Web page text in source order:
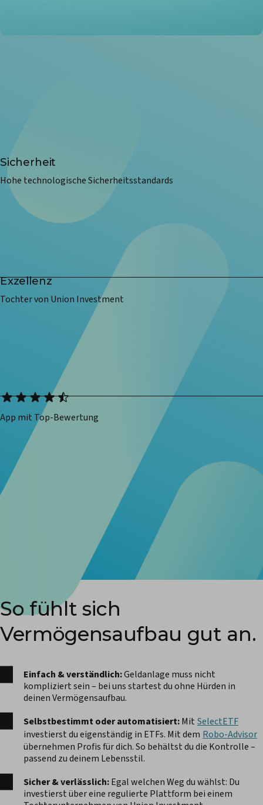
Sicherheit
Hohe technologische Sicherheitsstandards
Exzellenz
Tochter von Union Investment
App mit Top-Bewertung
So fühlt sich
Vermögensaufbau gut an.
Einfach & verständlich:Geldanlage muss nicht
kompliziert sein – bei uns startest du ohne Hürden in
deinen Vermögensaufbau.
Selbstbestimmt oder automatisiert:Mit SelectETF
investierst du eigenständig in ETFs. Mit dem Robo-Advisor
übernehmen Profis für dich. So behältst du die Kontrolle –
passend zu deinem Lebensstil.
Sicher & verlässlich:Egal welchen Weg du wählst: Du
investierst über eine regulierte Plattform bei einem